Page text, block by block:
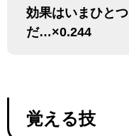
効果はいまひとつ
だ…×0.244
覚える技